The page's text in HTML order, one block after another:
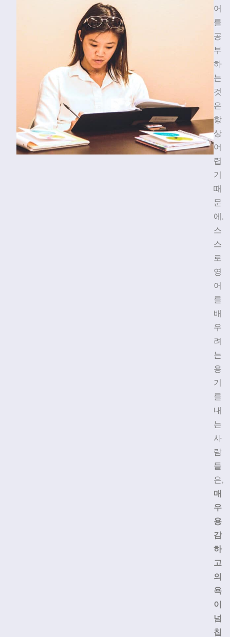
어
를
공
부
하
는
것
은
항
상
어
렵
기
때
문
에,
스
스
로
영
어
를
배
우
려
는
용
기
를
내
는
사
람
들
은,
매
우
용
감
하
고
의
욕
이
넘
칩